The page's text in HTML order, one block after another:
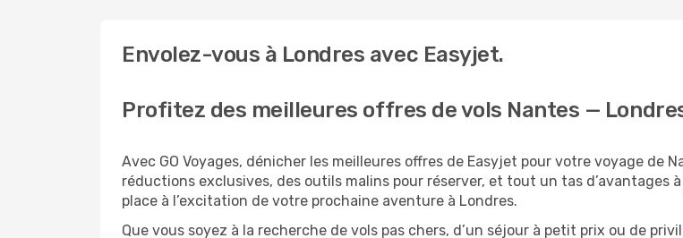
Envolez-vous à Londres avec Easyjet.
Profitez des meilleures offres de vols Nantes —
Avec GO Voyages, dénicher les meilleures offres de Easyjet pour votre voyage de
réductions exclusives, des outils malins pour réserver, et tout un tas d’avantages
place à l’excitation de votre prochaine aventure à Londres.
Que vous soyez à la recherche de vols pas chers, d’un séjour à petit prix ou de